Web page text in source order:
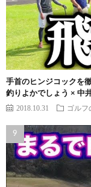
手首のヒンジコックを
釣りよかでしょう × 中
2018.10.31 ゴルフ